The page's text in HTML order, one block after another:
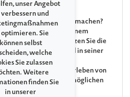
Jubiläum ein Geschenk machen?
Jubiläumsticket. Mit einem
15 pro Ticket unterstützen Sie die
dafür, dass das Festival in seiner
einen
zum einzigartigen Erleben von
klassischer Musik ermöglichen
Dank!
unser Angebot
verbessern und
optimieren. Sie
können selbst
welche
Sie zulassen
Weitere
finden Sie
in unserer